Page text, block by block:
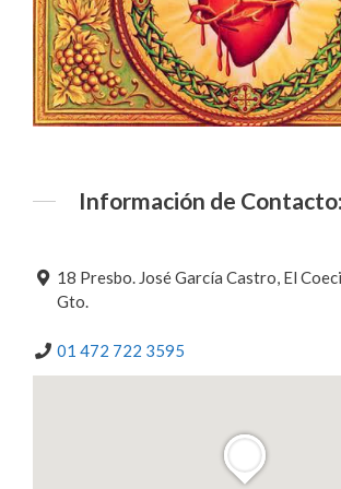
Información de Contacto:
18 Presbo. José García Castro, El
Gto.
01 472 722 3595